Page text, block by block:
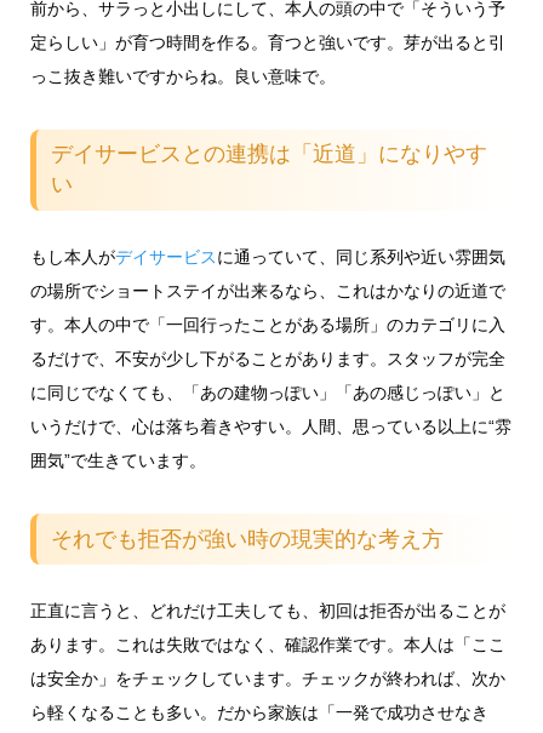
前から、サラっと小出しにして、本人の頭の中で「そういう予
定らしい」が育つ時間を作る。育つと強いです。芽が出ると引
っこ抜き難いですからね。良い意味で。
デイサービスとの連携は「近道」になりやす
い
もし本人がデイサービスに通っていて、同じ系列や近い雰囲気
の場所でショートステイが出来るなら、これはかなりの近道で
す。本人の中で「一回行ったことがある場所」のカテゴリに入
るだけで、不安が少し下がることがあります。スタッフが完全
に同じでなくても、「あの建物っぽい」「あの感じっぽい」と
いうだけで、心は落ち着きやすい。人間、思っている以上に“雰
囲気”で生きています。
それでも拒否が強い時の現実的な考え方
正直に言うと、どれだけ工夫しても、初回は拒否が出ることが
あります。これは失敗ではなく、確認作業です。本人は「ここ
は安全か」をチェックしています。チェックが終われば、次か
ら軽くなることも多い。だから家族は「一発で成功させなき